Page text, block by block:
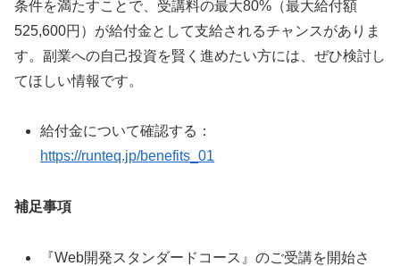
条件を満たすことで、受講料の最大80%（最大給付額
525,600円）が給付金として支給されるチャンスがありま
す。副業への自己投資を賢く進めたい方には、ぜひ検討し
てほしい情報です。
給付金について確認する：
https://runteq.jp/benefits_01
補足事項
『Web開発スタンダードコース』のご受講を開始さ